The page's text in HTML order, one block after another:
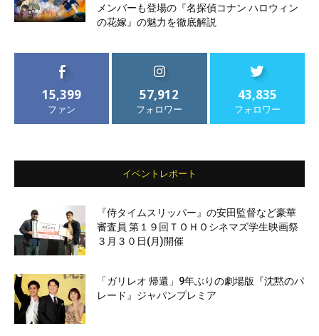
メンバーも登場の『名探偵コナン ハロウィン
の花嫁』の魅力を徹底解説
15,399
ファン
57,912
フォロワー
43,835
フォロワー
イベントレポート
『侍タイムスリッパー』の安田監督など豪華
審査員 第１９回ＴＯＨＯシネマズ学生映画祭
３月３０日(月)開催
「ガリレオ 帰還」9年ぶりの劇場版『沈黙のパ
レード』ジャパンプレミア